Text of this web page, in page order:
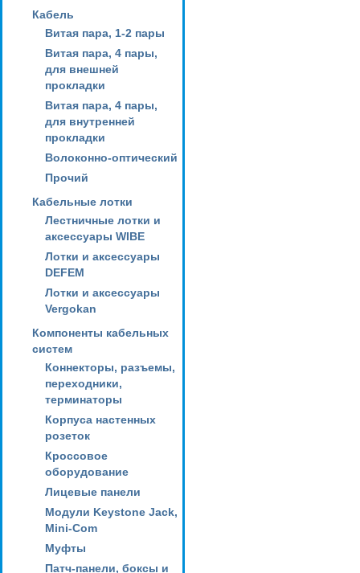
Кабель
Витая пара, 1-2 пары
Витая пара, 4 пары,
для внешней
прокладки
Витая пара, 4 пары,
для внутренней
прокладки
Волоконно-оптический
Прочий
Кабельные лотки
Лестничные лотки и
аксессуары WIBE
Лотки и аксессуары
DEFEM
Лотки и аксессуары
Vergokan
Компоненты кабельных
систем
Коннекторы, разъемы,
переходники,
терминаторы
Корпуса настенных
розеток
Кроссовое
оборудование
Лицевые панели
Модули Keystone Jack,
Mini-Com
Муфты
Патч-панели, боксы и